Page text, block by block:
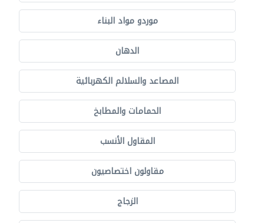
موردو مواد البناء
الدهان
المصاعد والسلالم الكهربائية
الحمامات والمطابخ
المقاول الأنسب
مقاولون اختصاصيون
الزجاج